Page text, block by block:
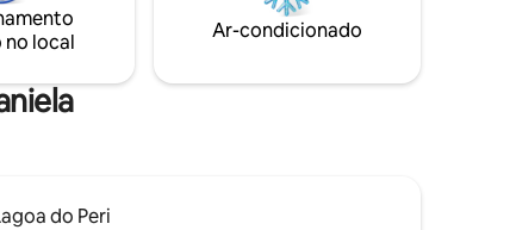
local
Ar-condicionado
do Peri